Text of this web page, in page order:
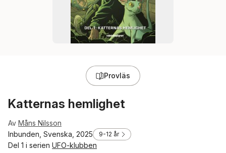
Provläs
Katternas hemlighet
Av Måns Nilsson
Inbunden, Svenska, 2025
9-12 år
Del 1 i serien UFO-klubben